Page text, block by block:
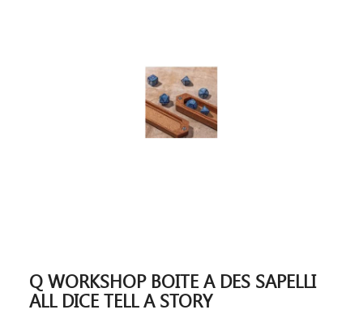
Q WORKSHOP BOITE A DES SAPELLI
ALL DICE TELL A STORY